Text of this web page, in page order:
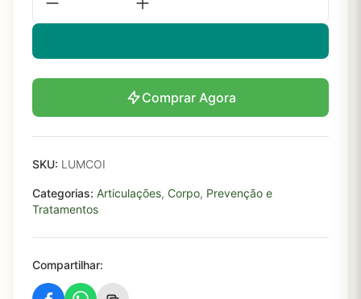
Comprar Agora
SKU: LUMCOI
Categorias: Articulações, Corpo, Prevenção e
Tratamentos
Compartilhar: